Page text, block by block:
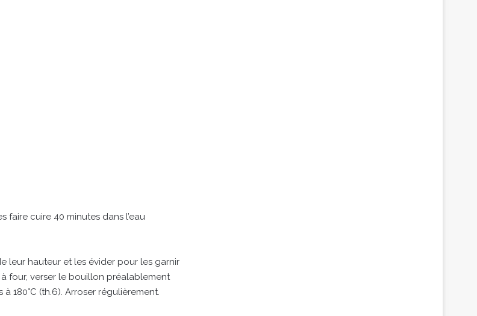
faire cuire 40 minutes dans l’eau
leur hauteur et les évider pour les garnir
four, verser le bouillon préalablement
180°C (th.6). Arroser régulièrement.